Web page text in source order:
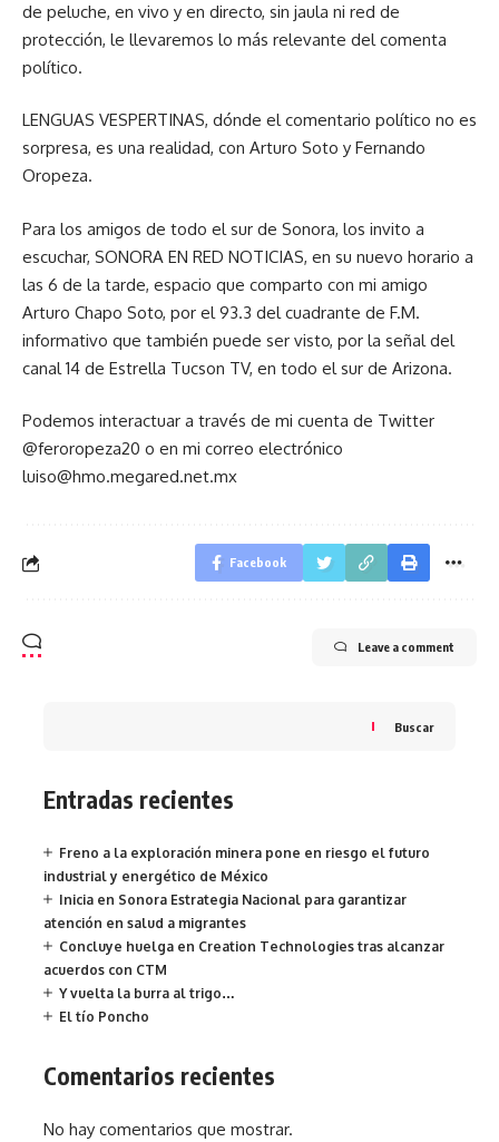
de peluche, en vivo y en directo, sin jaula ni red de
protección, le llevaremos lo más relevante del comenta
político.
LENGUAS VESPERTINAS, dónde el comentario político no es
sorpresa, es una realidad, con Arturo Soto y Fernando
Oropeza.
Para los amigos de todo el sur de Sonora, los invito a
escuchar, SONORA EN RED NOTICIAS, en su nuevo horario a
las 6 de la tarde, espacio que comparto con mi amigo
Arturo Chapo Soto, por el 93.3 del cuadrante de F.M.
informativo que también puede ser visto, por la señal del
canal 14 de Estrella Tucson TV, en todo el sur de Arizona.
Podemos interactuar a través de mi cuenta de Twitter
@feroropeza20 o en mi correo electrónico
luiso@hmo.megared.net.mx
Facebook
Leave a comment
Buscar
Entradas recientes
Freno a la exploración minera pone en riesgo el futuro
industrial y energético de México
Inicia en Sonora Estrategia Nacional para garantizar
atención en salud a migrantes
Concluye huelga en Creation Technologies tras alcanzar
acuerdos con CTM
Y vuelta la burra al trigo…
El tío Poncho
Comentarios recientes
No hay comentarios que mostrar.